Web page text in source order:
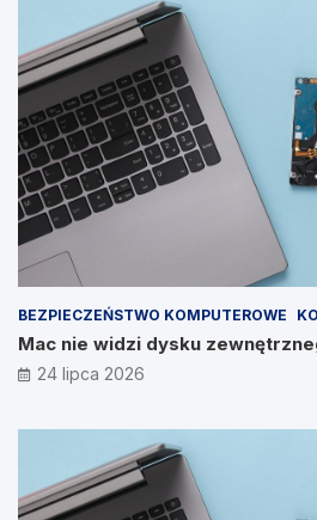
BEZPIECZEŃSTWO KOMPUTEROWE
Mac nie widzi dysku
24 lipca 2026